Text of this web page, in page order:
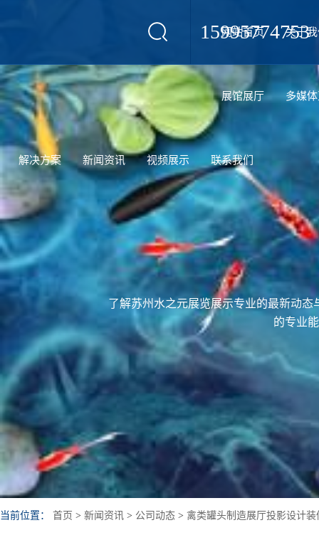
15995774753
网站首页 关于
展馆展厅 多媒
解决方案 新闻资讯 视频展示 联系我们
了解苏州水之元展览展示专业的最新动
的专业
当前位置： 首页 > 新闻资讯 > 公司动态 > 禽类罐头制造展厅投影设计装